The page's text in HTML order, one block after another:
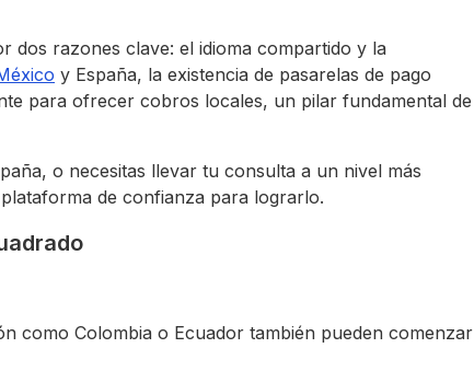
dos razones clave: el idioma compartido y la
y España, la existencia de pasarelas de pago
para ofrecer cobros locales, un pilar fundamental de
o necesitas llevar tu consulta a un nivel más
de confianza para lograrlo.
como Colombia o Ecuador también pueden comenzar